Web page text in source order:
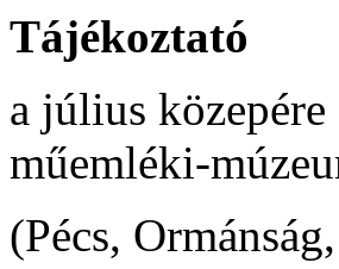
Tájékoztató
a július
műemléki-
(Pécs,